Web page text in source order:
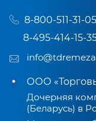
8-800-511-31-05
8-495-414-15-
ООО
Дочерняя
(Беларусь) в